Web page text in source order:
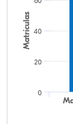
Matrículas
0
20
40